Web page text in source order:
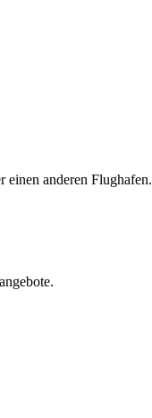
einen anderen Flughafen.